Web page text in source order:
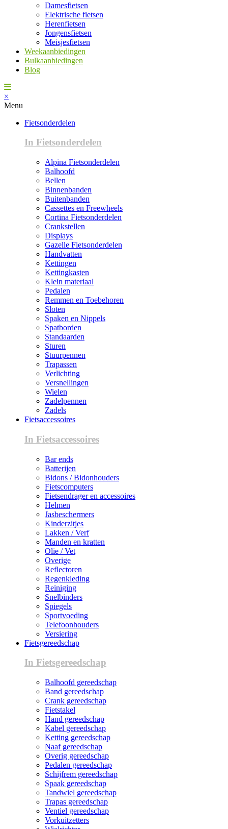
Damesfietsen
Elektrische fietsen
Herenfietsen
Jongensfietsen
Meisjesfietsen
Weekaanbiedingen
Bulkaanbiedingen
Blog
×
Menu
Fietsonderdelen
In Fietsonderdelen
Alpina Fietsonderdelen
Balhoofd
Bellen
Binnenbanden
Buitenbanden
Cassettes en Freewheels
Cortina Fietsonderdelen
Crankstellen
Displays
Gazelle Fietsonderdelen
Handvatten
Kettingen
Kettingkasten
Klein materiaal
Pedalen
Remmen en Toebehoren
Sloten
Spaken en Nippels
Spatborden
Standaarden
Sturen
Stuurpennen
Trapassen
Verlichting
Versnellingen
Wielen
Zadelpennen
Zadels
Fietsaccessoires
In Fietsaccessoires
Bar ends
Batterijen
Bidons / Bidonhouders
Fietscomputers
Fietsendrager en accessoires
Helmen
Jasbeschermers
Kinderzitjes
Lakken / Verf
Manden en kratten
Olie / Vet
Overige
Reflectoren
Regenkleding
Reiniging
Snelbinders
Spiegels
Sportvoeding
Telefoonhouders
Versiering
Fietsgereedschap
In Fietsgereedschap
Balhoofd gereedschap
Band gereedschap
Crank gereedschap
Fietstakel
Hand gereedschap
Kabel gereedschap
Ketting gereedschap
Naaf gereedschap
Overig gereedschap
Pedalen gereedschap
Schijfrem gereedschap
Spaak gereedschap
Tandwiel gereedschap
Trapas gereedschap
Ventiel gereedschap
Vorkuitzetters